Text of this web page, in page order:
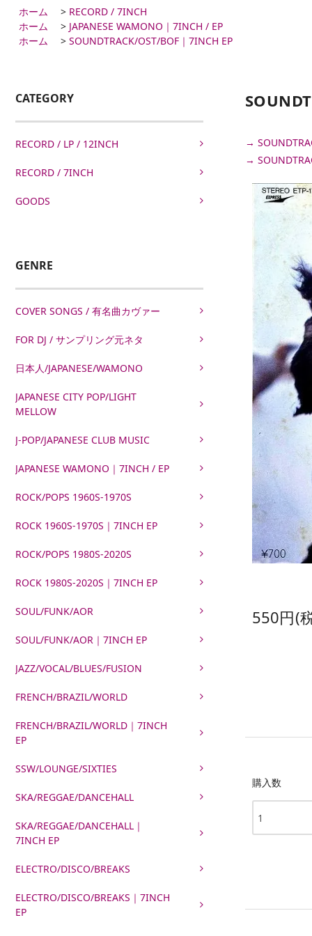
ホーム > RECORD / 7INCH
ホーム
> JAPANESE WAMONO｜7INCH / EP
ホーム
> SOUNDTRACK/OST/BOF｜7INCH EP
CATEGORY
RECORD / LP / 12INCH
RECORD / 7INCH
GOODS
GENRE
COVER SONGS / 有名曲カヴァー
FOR DJ / サンプリング元ネタ
日本人/JAPANESE/WAMONO
JAPANESE CITY POP/LIGHT
MELLOW
J-POP/JAPANESE CLUB MUSIC
JAPANESE WAMONO｜7INCH / EP
ROCK/POPS 1960S-1970S
ROCK 1960S-1970S｜7INCH EP
ROCK/POPS 1980S-2020S
ROCK 1980S-2020S｜7INCH EP
SOUL/FUNK/AOR
SOUL/FUNK/AOR｜7INCH EP
JAZZ/VOCAL/BLUES/FUSION
FRENCH/BRAZIL/WORLD
FRENCH/BRAZIL/WORLD｜7INCH
EP
SSW/LOUNGE/SIXTIES
SKA/REGGAE/DANCEHALL
SKA/REGGAE/DANCEHALL｜
7INCH EP
ELECTRO/DISCO/BREAKS
ELECTRO/DISCO/BREAKS｜7INCH
EP
→
→
550円(
購入数